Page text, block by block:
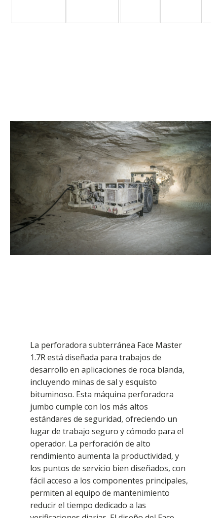
La perforadora subterránea Face Master
1.7R está diseñada para trabajos de
desarrollo en aplicaciones de roca blanda,
incluyendo minas de sal y esquisto
bituminoso. Esta máquina perforadora
jumbo cumple con los más altos
estándares de seguridad, ofreciendo un
lugar de trabajo seguro y cómodo para el
operador. La perforación de alto
rendimiento aumenta la productividad, y
los puntos de servicio bien diseñados, con
fácil acceso a los componentes principales,
permiten al equipo de mantenimiento
reducir el tiempo dedicado a las